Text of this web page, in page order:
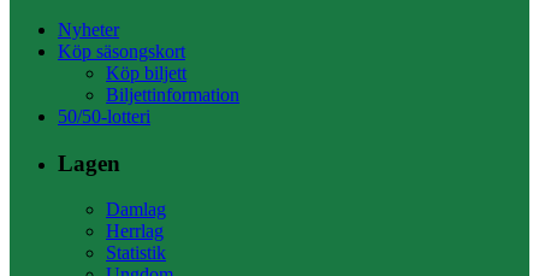
Nyheter
Köp säsongskort
Köp biljett
Biljettinformation
50/50-lotteri
Lagen
Damlag
Herrlag
Statistik